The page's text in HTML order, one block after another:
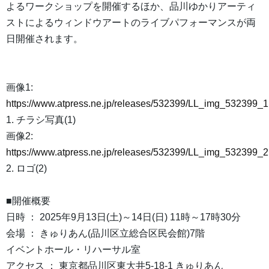
よるワークショップを開催するほか、品川ゆかりアーティ
ストによるウィンドウアートのライブパフォーマンスが両
日開催されます。
画像1:
https://www.atpress.ne.jp/releases/532399/
1. チラシ写真(1)
画像2:
https://www.atpress.ne.jp/releases/532399/
2. ロゴ(2)
■開催概要
日時 ： 2025年9月13日(土)～14日(日) 11時～17時30分
会場 ： きゅりあん(品川区立総合区民会館)7階
イベントホール・リハーサル室
アクセス ： 東京都品川区東大井5-18-1 きゅりあん